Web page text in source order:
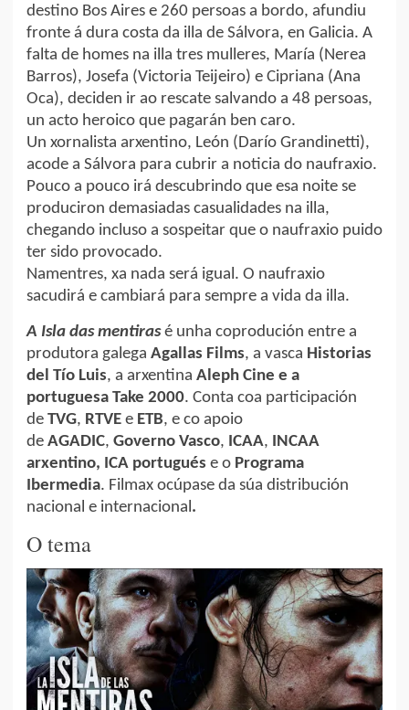
destino Bos Aires e 260 persoas a bordo, afundiu
fronte á dura costa da illa de Sálvora, en Galicia. A
falta de homes na illa tres mulleres, María (Nerea
Barros), Josefa (Victoria Teijeiro) e Cipriana (Ana
Oca), deciden ir ao rescate salvando a 48 persoas,
un acto heroico que pagarán ben caro.
Un xornalista arxentino, León (Darío Grandinetti),
acode a Sálvora para cubrir a noticia do naufraxio.
Pouco a pouco irá descubrindo que esa noite se
produciron demasiadas casualidades na illa,
chegando incluso a sospeitar que o naufraxio puido
ter sido provocado.
Namentres, xa nada será igual. O naufraxio
sacudirá e cambiará para sempre a vida da illa.
A Isla das mentirasé unha coprodución entre a
produtora galega Agallas Films, a vasca Historias
del Tío Luis, a arxentina Aleph Cine e a
portuguesa Take 2000. Conta coa participación
de TVG, RTVE e ETB, e co apoio
de AGADIC, Governo Vasco, ICAA, INCAA
arxentino, ICA portugués e o Programa
Ibermedia. Filmax ocúpase da súa distribución
nacional e internacional.
O tema